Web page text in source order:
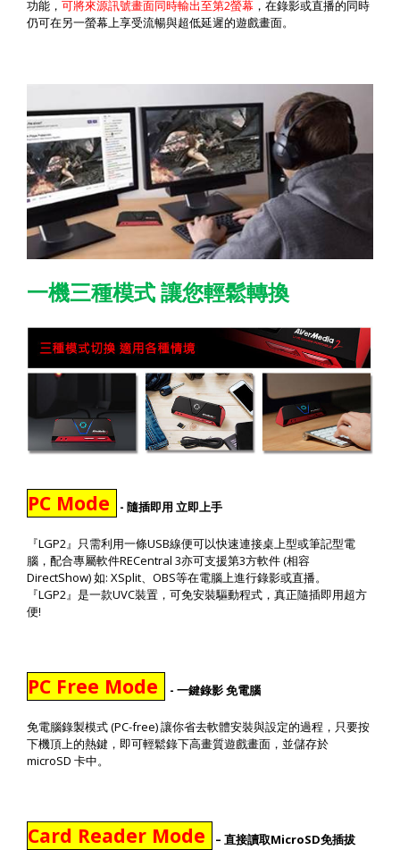
功能， 可將來源訊號畫面同時輸出至第2螢幕 ，在錄影或直播的同時
仍可在另一螢幕上享受流暢與超低延遲的遊戲畫面。
一機三種模式 讓您輕鬆轉換
PC Mode - 隨插即用 立即上手
『LGP2 』只需利用一條USB線便可以快速連接桌上型或筆記型電
腦，配合專屬軟件RECentral 3亦可支援第3方軟件 (相容
DirectShow) 如: XSplit OBS等在電腦上進行錄影或直播。
『LGP2 』是一款UVC裝置，可免安裝驅動程式，真正隨插即用超方
便!
PC Free Mode - 一鍵錄影 免電腦
免電腦錄製模式 (PC-free) 讓你省去軟體安裝與設定的過程，只要按
下機頂上的熱鍵，即可輕鬆錄下高畫質遊戲畫面，並儲存於
microSD 卡中。
Card Reader Mode – 直接讀取MicroSD免插拔